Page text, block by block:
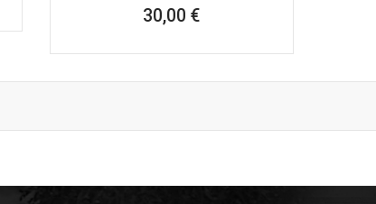
30,00 €